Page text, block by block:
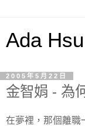
Ada
2005年5月22日
金智娟 - 為
在夢裡，那個離職